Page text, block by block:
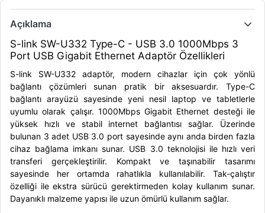
Açıklama
S-link SW-U332 Type-C - USB 3.0 1000Mbps 3
Port USB Gigabit Ethernet Adaptör Özellikleri
S-link SW-U332 adaptör, modern cihazlar için çok yönlü
bağlantı çözümleri sunan pratik bir aksesuardır. Type-C
bağlantı arayüzü sayesinde yeni nesil laptop ve tabletlerle
uyumlu olarak çalışır. 1000Mbps Gigabit Ethernet desteği ile
yüksek hızlı ve stabil internet bağlantısı sağlar. Üzerinde
bulunan 3 adet USB 3.0 port sayesinde aynı anda birden fazla
cihaz bağlama imkanı sunar. USB 3.0 teknolojisi ile hızlı veri
transferi gerçekleştirilir. Kompakt ve taşınabilir tasarımı
sayesinde her ortamda rahatlıkla kullanılabilir. Tak-çalıştır
özelliği ile ekstra sürücü gerektirmeden kolay kullanım sunar.
Dayanıklı malzeme yapısı ile uzun ömürlü kullanım sağlar.